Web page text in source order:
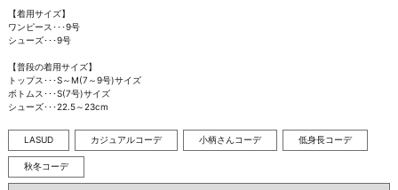
【着用サイズ】
ワンピース･･･9号
シューズ･･･9号
【普段の着用サイズ】
トップス･･･S～M(7～9号)サイズ
ボトムス･･･S(7号)サイズ
シューズ･･･22.5～23cm
LASUD カジュアルコーデ 小柄さんコーデ 低身長コーデ
秋冬コーデ